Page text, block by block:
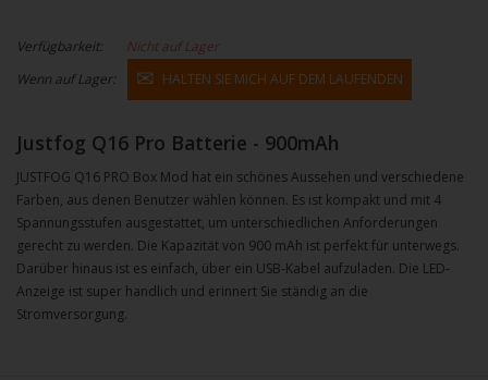
Verfügbarkeit:
Nicht auf Lager
Wenn auf Lager:
HALTEN SIE MICH AUF DEM LAUFENDEN
Justfog Q16 Pro Batterie - 900mAh
JUSTFOG Q16 PRO Box Mod hat ein schönes Aussehen und verschiedene
Farben, aus denen Benutzer wählen können. Es ist kompakt und mit 4
Spannungsstufen ausgestattet, um unterschiedlichen Anforderungen
gerecht zu werden. Die Kapazität von 900 mAh ist perfekt für unterwegs.
Darüber hinaus ist es einfach, über ein USB-Kabel aufzuladen. Die LED-
Anzeige ist super handlich und erinnert Sie ständig an die
Stromversorgung.